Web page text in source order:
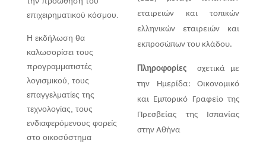
επιχειρηματικού κόσμου.
Η εκδήλωση θα
καλωσορίσει τους
προγραμματιστές
λογισμικού, τους
επαγγελματίες της
τεχνολογίας, τους
ενδιαφερόμενους φορείς
στο οικοσύστημα
εταιρειών και τοπικών
ελληνικών εταιρειών και
εκπροσώπων του κλάδου.
Πληροφορίες
σχετικά με
την Ημερίδα: Οικονομικό
και Εμπορικό Γραφείο της
Πρεσβείας της Ισπανίας
στην Αθήνα